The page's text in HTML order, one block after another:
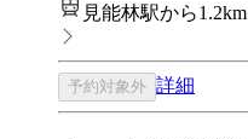
見能林駅から1.2km
予約対象外 詳細